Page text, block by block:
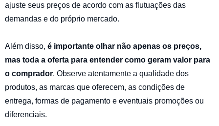
ajuste seus preços de acordo com as flutuações das
demandas e do próprio mercado.
Além disso, é importante olhar não apenas os preços,
mas toda a oferta para entender como geram valor para
o comprador. Observe atentamente a qualidade dos
produtos, as marcas que oferecem, as condições de
entrega, formas de pagamento e eventuais promoções ou
diferenciais.